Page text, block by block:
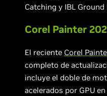
Catching y IBL
Corel Painter
El reciente Corel
completo de
incluye el doble de
acelerados por GPU